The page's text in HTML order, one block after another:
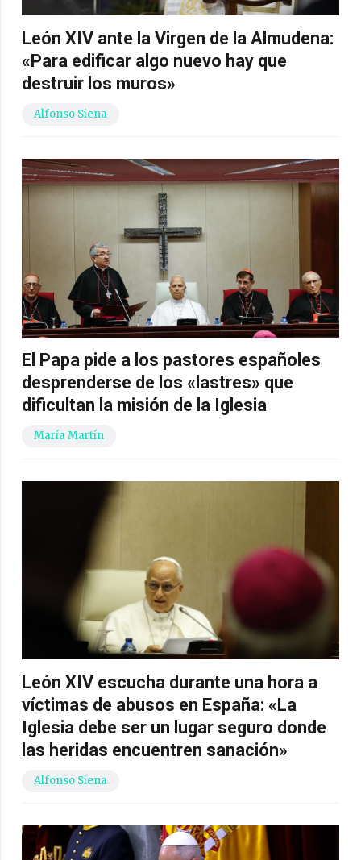
León XIV ante la Virgen de la Almudena:
«Para edificar algo nuevo hay que
destruir los muros»
Alfonso Siena
El Papa pide a los pastores españoles
desprenderse de los «lastres» que
dificultan la misión de la Iglesia
María Martín
León XIV escucha durante una hora a
víctimas de abusos en España: «La
Iglesia debe ser un lugar seguro donde
las heridas encuentren sanación»
Alfonso Siena